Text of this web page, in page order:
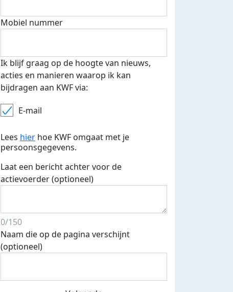
Mobiel nummer
Ik blijf graag op de hoogte van nieuws,
acties en manieren waarop ik kan
bijdragen aan KWF via:
E-mail
Lees hier hoe KWF omgaat met je
persoonsgegevens.
Laat een bericht achter voor de
actievoerder (optioneel)
0/150
Naam die op de pagina verschijnt
(optioneel)